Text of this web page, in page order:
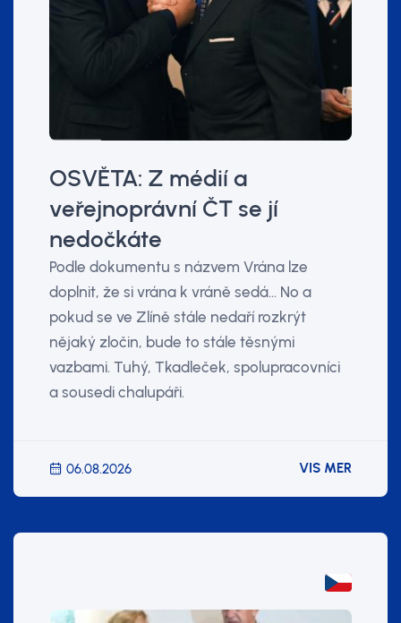
OSVĚTA: Z médií a
veřejnoprávní ČT se jí
nedočkáte
Podle dokumentu s názvem Vrána lze
doplnit, že si vrána k vráně sedá... No a
pokud se ve Zlíně stále nedaří rozkrýt
nějaký zločin, bude to stále těsnými
vazbami. Tuhý, Tkadleček, spolupracovníci
a sousedi chalupáři.
06.08.2026 VIS MER